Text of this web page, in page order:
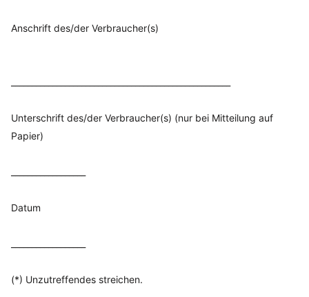
Anschrift des/der Verbraucher(s)
Unterschrift des/der Verbraucher(s) (nur bei Mitteilung auf
Papier)
Datum
(*) Unzutreffendes streichen.